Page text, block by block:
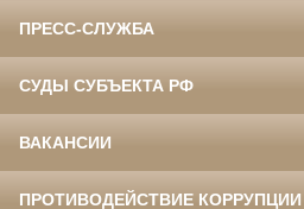
ПРЕСС-СЛУЖБА
СУДЫ СУБЪЕКТА РФ
ВАКАНСИИ
ПРОТИВОДЕЙСТВИЕ КОРРУПЦИИ